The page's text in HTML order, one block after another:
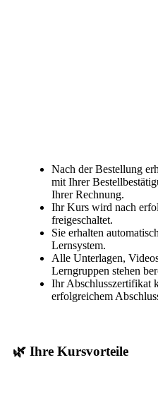
Nach der Bestellung
mit Ihrer
Ihrer Rechnung.
Ihr Kurs wird nach
freigeschaltet.
Sie erhalten
Lernsystem.
Alle Unterlagen,
Lerngruppen stehen
Ihr Abschlusszertifikat
erfolgreichem
🌿 Ihre Kursvorteile